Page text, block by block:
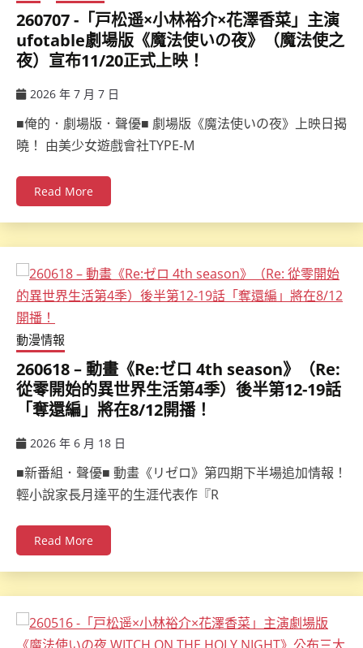
260707 -「戸松遥×小林裕介×花澤香菜」主演
ufotable劇場版《魔法使いの夜》（魔法使之
夜）宣布11/20正式上映！
2026 年 7 月 7 日
■俺的．劇場版．聲優■ 劇場版《魔法使いの夜》上映日揭
曉！ 由美少女遊戲會社TYPE-M
Read More
動漫情報
260618 – 動畫《Re:ゼロ 4th season》（Re:
從零開始的異世界生活第4季）後半第12-19話
「奪還編」將在8/12開播！
2026 年 6 月 18 日
■新番組．聲優■ 動畫《リゼロ》第四期下半場追加情報！
輕小說家長月達平的生涯代表作『R
Read More